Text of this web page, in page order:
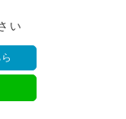
い